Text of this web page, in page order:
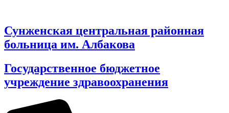
Сунженская центральная районная
больница им. Албакова
Государственное бюджетное
учреждение здравоохранения